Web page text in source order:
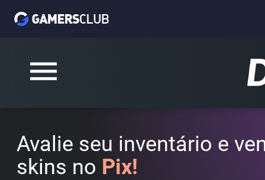
Avalie seu inventário e
skins no Pix!